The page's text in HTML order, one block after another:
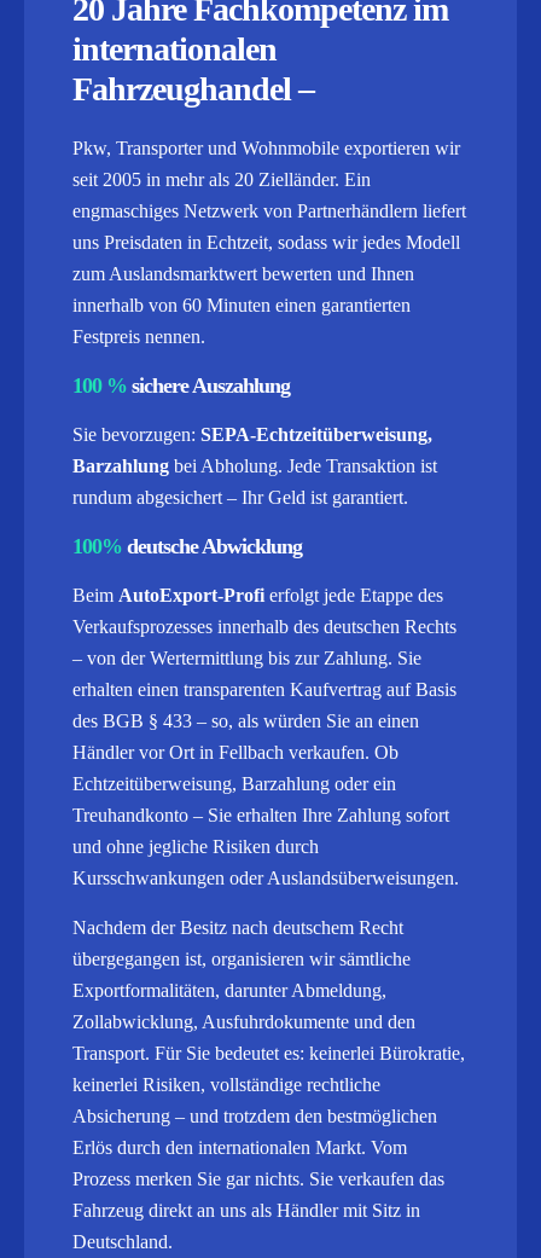
20 Jahre Fachkompetenz im
internationalen
Fahrzeughandel –
Pkw, Transporter und Wohnmobile exportieren wir
seit 2005 in mehr als 20 Zielländer. Ein
engmaschiges Netzwerk von Partnerhändlern liefert
uns Preisdaten in Echtzeit, sodass wir jedes Modell
zum Auslandsmarktwert bewerten und Ihnen
innerhalb von 60 Minuten einen garantierten
Festpreis nennen.
100 % sichere Auszahlung
Sie bevorzugen: SEPA-Echtzeitüberweisung,
Barzahlung bei Abholung. Jede Transaktion ist
rundum abgesichert – Ihr Geld ist garantiert.
100% deutsche Abwicklung
Beim AutoExport-Profi erfolgt jede Etappe des
Verkaufsprozesses innerhalb des deutschen Rechts
– von der Wertermittlung bis zur Zahlung. Sie
erhalten einen transparenten Kaufvertrag auf Basis
des BGB § 433 – so, als würden Sie an einen
Händler vor Ort in Fellbach verkaufen. Ob
Echtzeitüberweisung, Barzahlung oder ein
Treuhandkonto – Sie erhalten Ihre Zahlung sofort
und ohne jegliche Risiken durch
Kursschwankungen oder Auslandsüberweisungen.
Nachdem der Besitz nach deutschem Recht
übergegangen ist, organisieren wir sämtliche
Exportformalitäten, darunter Abmeldung,
Zollabwicklung, Ausfuhrdokumente und den
Transport. Für Sie bedeutet es: keinerlei Bürokratie,
keinerlei Risiken, vollständige rechtliche
Absicherung – und trotzdem den bestmöglichen
Erlös durch den internationalen Markt. Vom
Prozess merken Sie gar nichts. Sie verkaufen das
Fahrzeug direkt an uns als Händler mit Sitz in
Deutschland.